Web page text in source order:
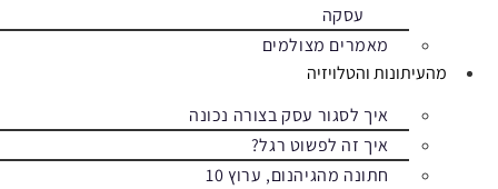
עסקה
מאמרים מצולמים
מהעיתונות והטלויזיה
איך לסגור עסק בצורה נכונה
איך זה לפשוט רגל?
חתונה מהגיהנום, ערוץ 10